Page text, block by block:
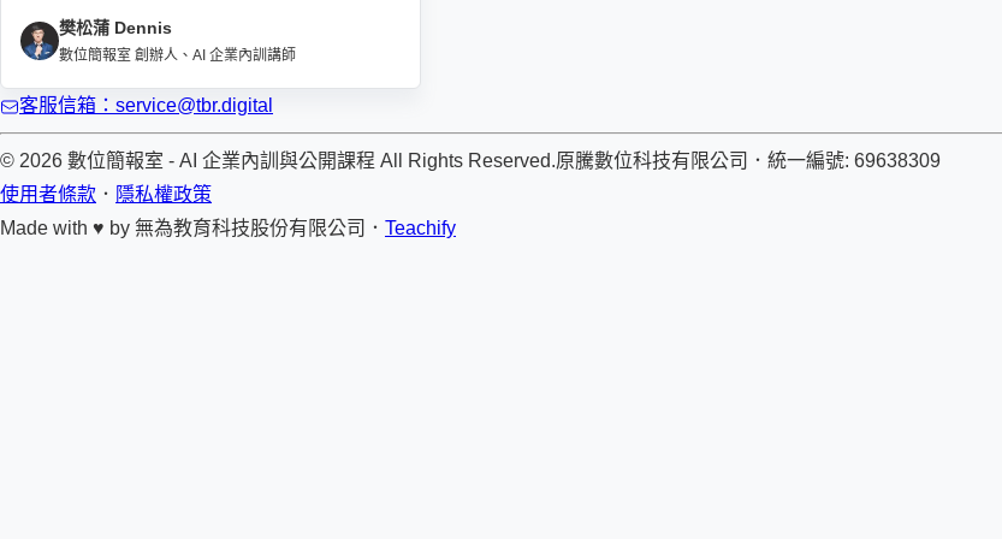
樊松蒲 Dennis
數位簡報室 創辦人、AI 企業內訓講師
客服信箱：service@tbr.digital
© 2026 數位簡報室 - AI 企業內訓與公開課程 All Rights Reserved.原騰數位科技有限公司 ． 統一編號: 69638309
使用者條款 ． 隱私權政策
Made with ♥ by 無為教育科技股份有限公司． Teachify